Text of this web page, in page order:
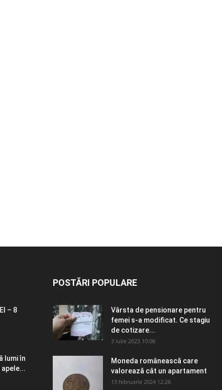
– 8
lumi în
POSTĂRI POPULARE
Vârsta de pensionare pentru
femei s-a modificat. Ce stagiu
de cotizare...
3 iulie 2023 10:06
Moneda românească care
valorează cât un apartament
13 februarie 2024 12:26